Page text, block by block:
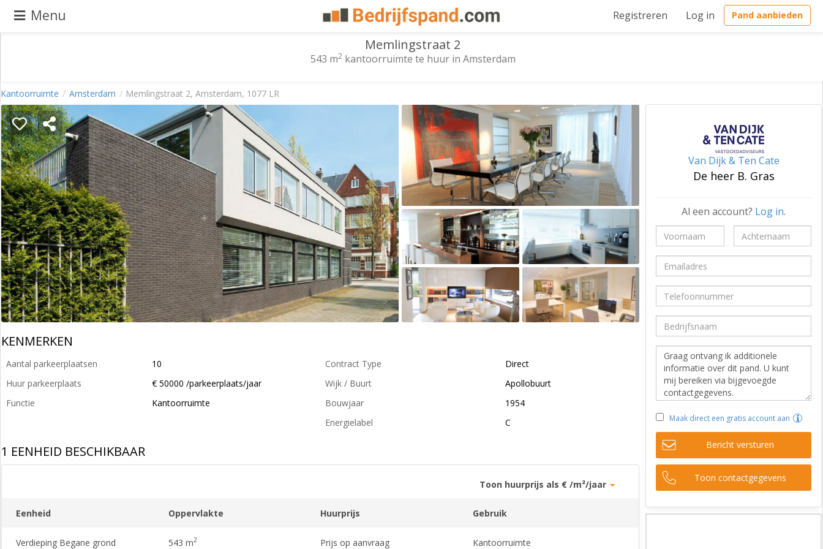
Menu Registreren Log in Pand aanbieden
aanbieden
Pand
zoeken
Waarom
adverteren
Premium
adverteren
Blog
Registreren
Login
Kantoorruimte Amsterdam Memlingstraat 2, Amsterdam, 1077 LR
Memlingstraat 2
543 m2kantoorruimte te huur in Amsterdam
KENMERKEN
Aantal parkeerplaatsen
10
Huur parkeerplaats
€ 50000 /parkeerplaats/jaar
Functie
Kantoorruimte
Contract Type
Direct
Wijk / Buurt
Apollobuurt
Bouwjaar
1954
Energielabel
C
1 EENHEID BESCHIKBAAR
Toon huurprijs als € /m²/jaar
Eenheid Oppervlakte Huurprijs Gebruik
Verdieping Begane grond 543 m2 Prijs op aanvraag Kantoorruimte
Van Dijk & Ten Cate
De heer B. Gras
Al een account? Log in.
Maak direct een gratis account aan
Bericht versturen
Toon contactgegevens